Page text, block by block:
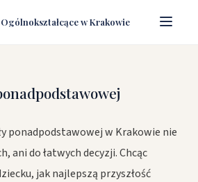
w Krakowie
ponadpodstawowej w Krakowie nie
ani do łatwych decyzji. Chcąc
jak najlepszą przyszłość